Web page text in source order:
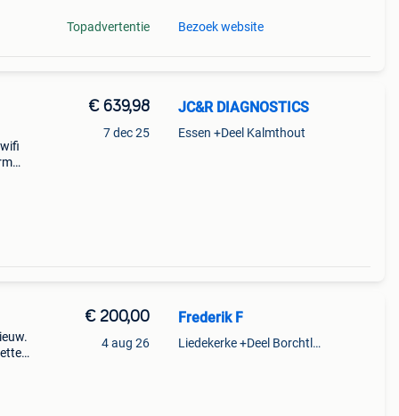
Topadvertentie Bezoek website
€ 639,98
7 dec 25
JC&R DIAGNOSTICS
Essen +Deel Kalmthout
€ 200,00
4 aug 26
Frederik F
Liedekerke +Deel Borchtlombeek